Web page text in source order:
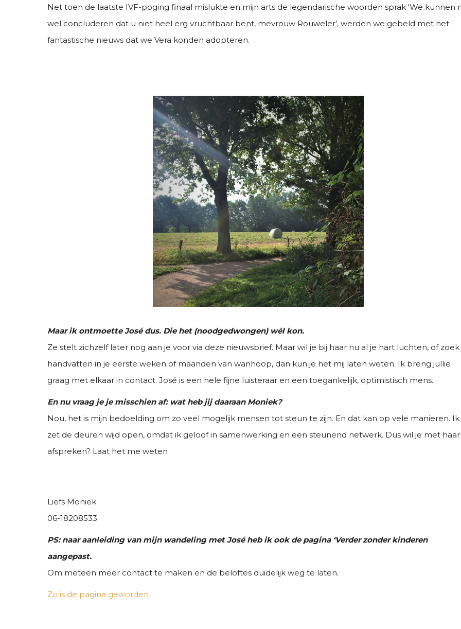
Net toen de laatste IVF-poging finaal mislukte en mijn arts de legendarische woorden sprak ‘We kunnen
wel concluderen dat u niet heel erg vruchtbaar bent, mevrouw Rouweler’, werden we gebeld met het
fantastische nieuws dat we Vera konden adopteren.
Maar ik ontmoette José dus. Die het (noodgedwongen) wél kon.
Ze stelt zichzelf later nog aan je voor via deze nieuwsbrief. Maar wil je bij haar nu al je hart luchten, of zoek
handvatten in je eerste weken of maanden van wanhoop, dan kun je het mij laten weten. Ik breng jullie
graag met elkaar in contact. José is een hele fijne luisteraar en een toegankelijk, optimistisch mens.
En nu vraag je je misschien af: wat heb jij daaraan Moniek?
Nou, het is mijn bedoelding om zo veel mogelijk mensen tot steun te zijn. En dat kan op vele manieren. Ik
zet de deuren wijd open, omdat ik geloof in samenwerking en een steunend netwerk. Dus wil je met haar
afspreken? Laat het me weten
Liefs Moniek
06-18208533
PS: naar aanleiding van mijn wandeling met José heb ik ook de pagina ‘Verder zonder kinderen
aangepast.
Om meteen meer contact te maken en de beloftes duidelijk weg te laten.
Zo is de pagina geworden.